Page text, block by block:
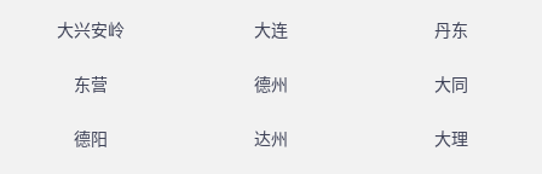
大兴安岭 大连 丹东
东营 德州 大同
德阳 达州 大理